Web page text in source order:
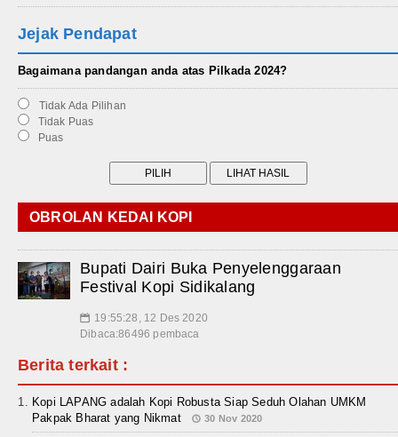
Jejak Pendapat
Bagaimana pandangan anda atas Pilkada 2024?
Tidak Ada Pilihan
Tidak Puas
Puas
OBROLAN KEDAI KOPI
Bupati Dairi Buka Penyelenggaraan
Festival Kopi Sidikalang
📅 19:55:28, 12 Des 2020
Dibaca:86496 pembaca
Berita terkait :
Kopi LAPANG adalah Kopi Robusta Siap Seduh Olahan UMKM
Pakpak Bharat yang Nikmat
30 Nov 2020